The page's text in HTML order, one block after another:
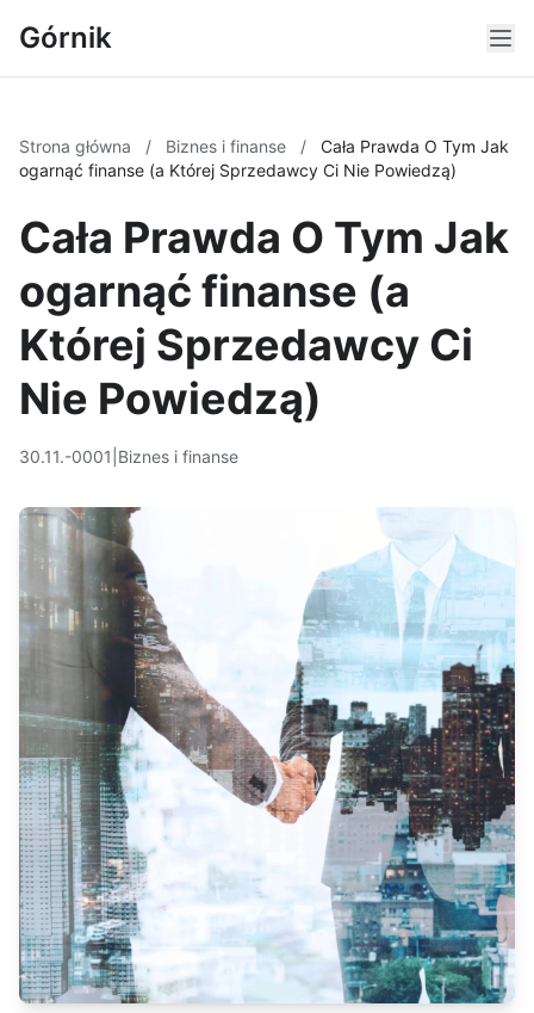
Górnik
Strona główna / Biznes i finanse /
Cała Prawda O Tym Jak
ogarnąć finanse (a Której Sprzedawcy Ci Nie Powiedzą)
Cała Prawda O Tym Jak
ogarnąć finanse (a
Której Sprzedawcy Ci
Nie Powiedzą)
30.11.-0001 Biznes i finanse